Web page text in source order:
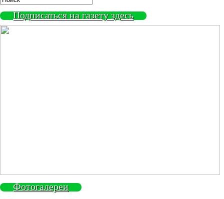
Подписаться на газету здесь
Фотогалереи